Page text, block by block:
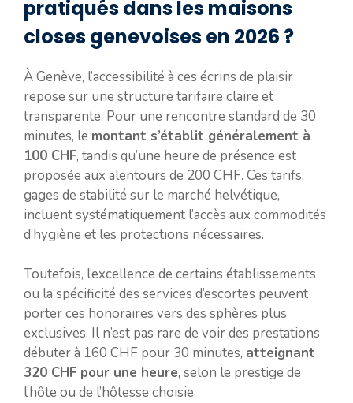
pratiqués dans les maisons
closes genevoises en 2026 ?
À Genève, l’accessibilité à ces écrins de plaisir
repose sur une structure tarifaire claire et
transparente. Pour une rencontre standard de 30
minutes, le montant s’établit généralement à
100 CHF, tandis qu’une heure de présence est
proposée aux alentours de 200 CHF. Ces tarifs,
gages de stabilité sur le marché helvétique,
incluent systématiquement l’accès aux commodités
d’hygiène et les protections nécessaires.
Toutefois, l’excellence de certains établissements
ou la spécificité des services d’escortes peuvent
porter ces honoraires vers des sphères plus
exclusives. Il n’est pas rare de voir des prestations
débuter à 160 CHF pour 30 minutes, atteignant
320 CHF pour une heure, selon le prestige de
l’hôte ou de l’hôtesse choisie.